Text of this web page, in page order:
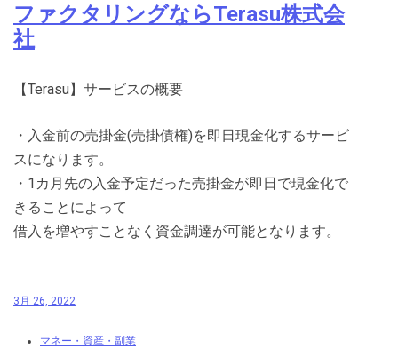
ファクタリングならTerasu株式会
社
【Terasu】サービスの概要
・入金前の売掛金(売掛債権)を即日現金化するサービ
スになります。
・1カ月先の入金予定だった売掛金が即日で現金化で
きることによって
借入を増やすことなく資金調達が可能となります。
3月 26, 2022
マネー・資産・副業